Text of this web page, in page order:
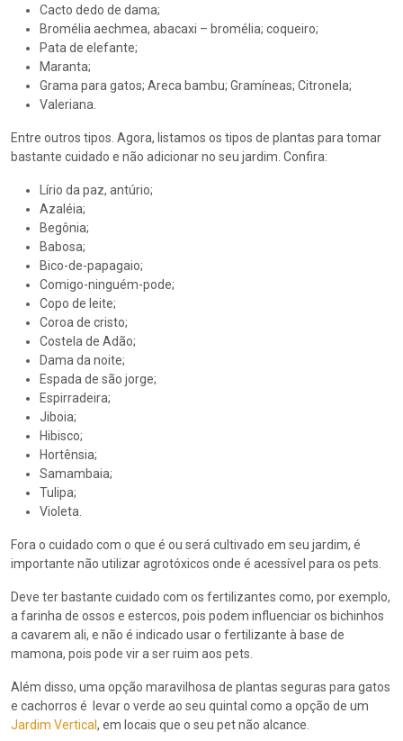
Cacto dedo de dama;
Bromélia aechmea, abacaxi – bromélia; coqueiro;
Pata de elefante;
Maranta;
Grama para gatos; Areca bambu; Gramíneas; Citronela;
Valeriana.
Entre outros tipos. Agora, listamos os tipos de plantas para tomar
bastante cuidado e não adicionar no seu jardim. Confira:
Lírio da paz, antúrio;
Azaléia;
Begônia;
Babosa;
Bico-de-papagaio;
Comigo-ninguém-pode;
Copo de leite;
Coroa de cristo;
Costela de Adão;
Dama da noite;
Espada de são jorge;
Espirradeira;
Jiboia;
Hibisco;
Hortênsia;
Samambaia;
Tulipa;
Violeta.
Fora o cuidado com o que é ou será cultivado em seu jardim, é
importante não utilizar agrotóxicos onde é acessível para os pets.
Deve ter bastante cuidado com os fertilizantes como, por exemplo,
a farinha de ossos e estercos, pois podem influenciar os bichinhos
a cavarem ali, e não é indicado usar o fertilizante à base de
mamona, pois pode vir a ser ruim aos pets.
Além disso, uma opção maravilhosa de plantas seguras para gatos
e cachorros é levar o verde ao seu quintal como a opção de um
Jardim Vertical, em locais que o seu pet não alcance.